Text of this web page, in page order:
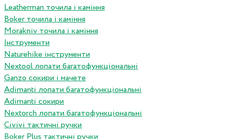
Leatherman точила і каміння
Boker точила і каміння
Morakniv точила і каміння
Інструменти
Naturehike інструменти
Nextool лопати багатофункціональні
Ganzo сокири і мачете
Adimanti лопати багатофункціональні
Adimanti сокири
Nextorch лопати багатофункціональні
Сivivi тактичні ручки